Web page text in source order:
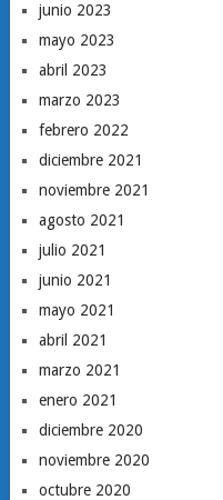
junio 2023
mayo 2023
abril 2023
marzo 2023
febrero 2022
diciembre 2021
noviembre 2021
agosto 2021
julio 2021
junio 2021
mayo 2021
abril 2021
marzo 2021
enero 2021
diciembre 2020
noviembre 2020
octubre 2020